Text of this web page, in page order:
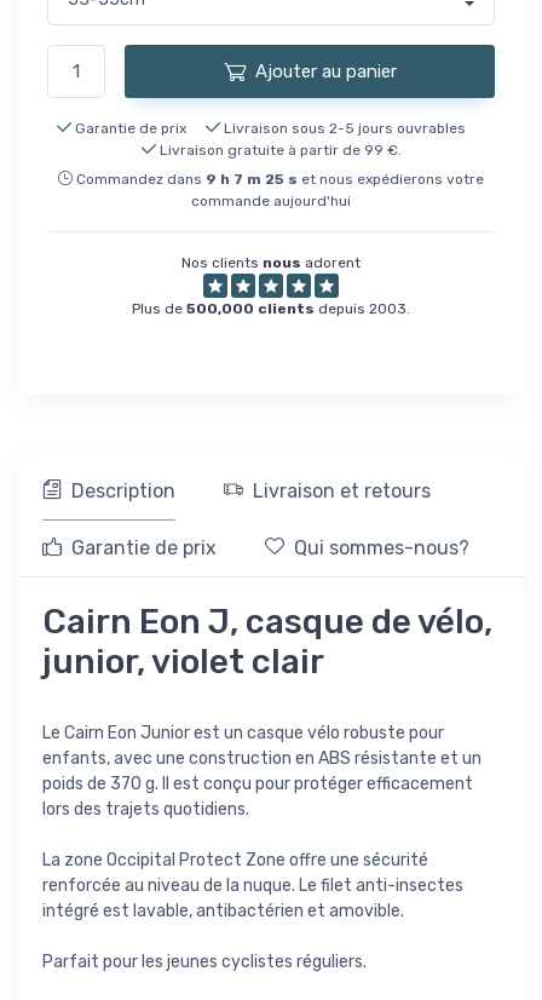
Ajouter au panier
Garantie de prix
Livraison sous 2-5 jours ouvrables
Livraison gratuite à partir de 99 €.
Commandez dans 9 h 7 m 25 s et nous expédierons votre
commande aujourd'hui
Nos clients nous adorent
Plus de 500,000 clients depuis 2003.
Description Livraison et retours
Garantie de prix Qui sommes-nous?
Cairn Eon J, casque de vélo,
junior, violet clair
Le Cairn Eon Junior est un casque vélo robuste pour
enfants, avec une construction en ABS résistante et un
poids de 370 g. Il est conçu pour protéger efficacement
lors des trajets quotidiens.
La zone Occipital Protect Zone offre une sécurité
renforcée au niveau de la nuque. Le filet anti-insectes
intégré est lavable, antibactérien et amovible.
Parfait pour les jeunes cyclistes réguliers.